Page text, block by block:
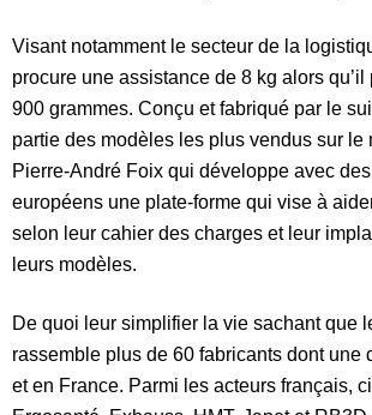
Visant notamment le secteur de la
procure une assistance de 8 kg alors
900 grammes. Conçu et fabriqué par le
partie des modèles les plus vendus sur le
Pierre-André Foix qui développe avec
européens une plate-forme qui vise à
selon leur cahier des charges et leur
leurs modèles.
De quoi leur simplifier la vie sachant que
rassemble plus de 60 fabricants dont une
et en France. Parmi les acteurs français,